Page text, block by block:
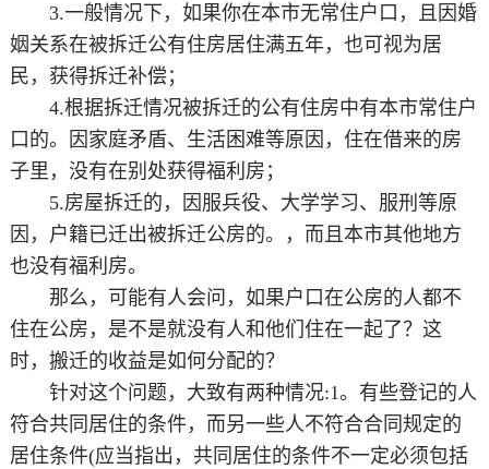
3.一般情况下，如果你在本市无常住户口，且因婚
姻关系在被拆迁公有住房居住满五年，也可视为居
民，获得拆迁补偿；
4.根据拆迁情况被拆迁的公有住房中有本市常住户
口的。因家庭矛盾、生活困难等原因，住在借来的房
子里，没有在别处获得福利房；
5.房屋拆迁的，因服兵役、大学学习、服刑等原
因，户籍已迁出被拆迁公房的。，而且本市其他地方
也没有福利房。
那么，可能有人会问，如果户口在公房的人都不
住在公房，是不是就没有人和他们住在一起了？这
时，搬迁的收益是如何分配的？
针对这个问题，大致有两种情况:1。有些登记的人
符合共同居住的条件，而另一些人不符合合同规定的
居住条件(应当指出，共同居住的条件不一定必须包括